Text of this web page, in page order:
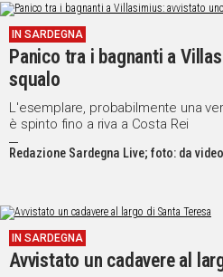
ORISTANO
SULCIS
GALLURA
OGLIASTRA
MEDIO
CAMPIDANO
POLITICA
IN
ITALIA
IN SARDEGNA
Panico tra i bagnanti a
squalo
L'esemplare, probabilmente una
è spinto fino a riva a Costa Rei
Redazione Sardegna Live; foto: da
IN SARDEGNA
Avvistato un cadavere al